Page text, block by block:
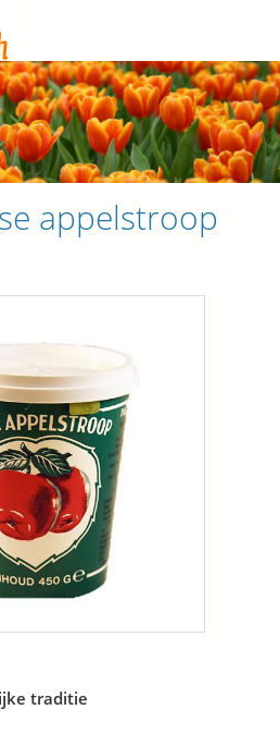
appelstroop
traditie